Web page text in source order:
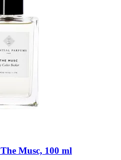
The Musc, 100 ml